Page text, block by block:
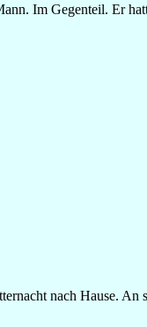
Im Gegenteil. Er
nach Hause.